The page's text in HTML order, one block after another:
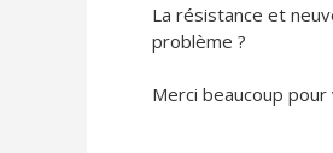
La résistance et
problème ?
Merci beaucoup